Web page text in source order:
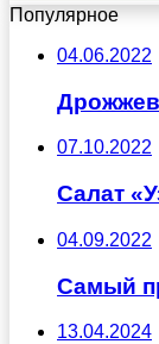
Популярное
04.06.2022
07.10.2022
Салат
04.09.2022
Самый
13.04.2024